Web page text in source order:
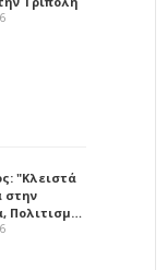
"Κλειστά
στην
Πολιτισμ…